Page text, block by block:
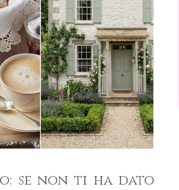
se non ti ha dato